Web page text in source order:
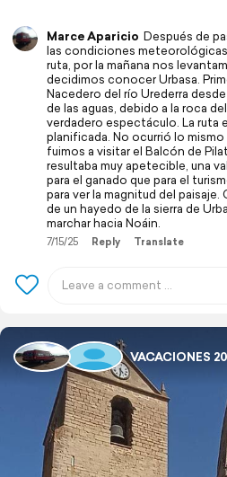
Marce Aparicio Después de
las condiciones
ruta, por la mañana nos
decidimos conocer Urbasa.
Nacedero del río Urederra
de las aguas, debido a la roca
verdadero espectáculo. La ruta
planificada. No ocurrió lo
fuimos a visitar el Balcón de
resultaba muy apetecible, una
para el ganado que para el
para ver la magnitud del
de un hayedo de la sierra de
marchar hacia Noáin.
7/15/25 Reply Translate
VACACIONES